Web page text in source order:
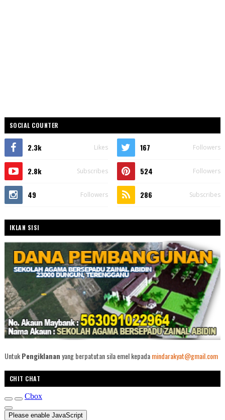
SOCIAL COUNTER
2.3k Likes 167 Followers
2.8k Subscribes 524 Followers
49 Followers 286 Subscribes
IKLAN SISI
UntukPengiklananyang berpatutan sila emel kepadamindarakyat@gmail.com
CHIT CHAT